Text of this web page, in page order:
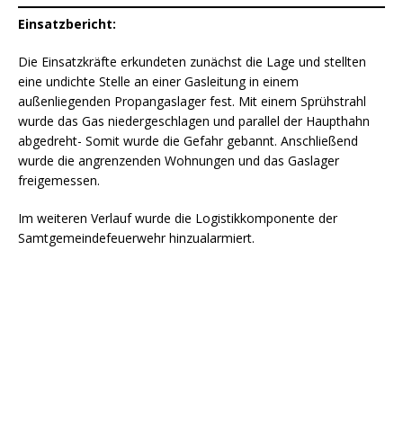
Einsatzbericht:
Die Einsatzkräfte erkundeten zunächst die Lage und stellten
eine undichte Stelle an einer Gasleitung in einem
außenliegenden Propangaslager fest. Mit einem Sprühstrahl
wurde das Gas niedergeschlagen und parallel der Haupthahn
abgedreht- Somit wurde die Gefahr gebannt. Anschließend
wurde die angrenzenden Wohnungen und das Gaslager
freigemessen.
Im weiteren Verlauf wurde die Logistikkomponente der
Samtgemeindefeuerwehr hinzualarmiert.